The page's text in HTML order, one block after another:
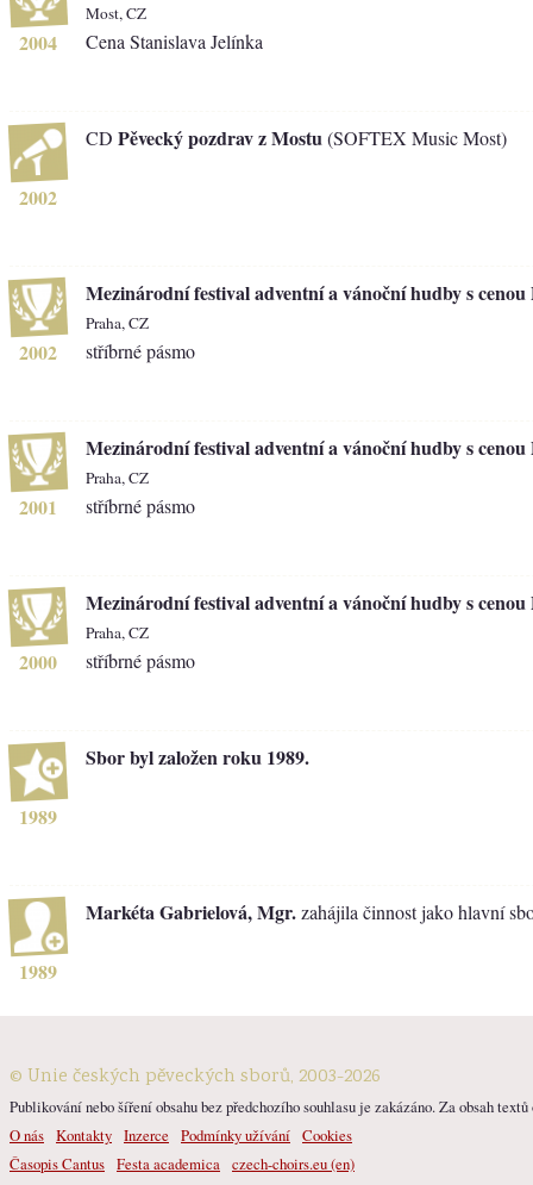
2004
Most, CZ
Cena Stanislava Jelínka
2002
CD Pěvecký pozdrav z Mostu (SOFTEX Music Most)
2002
Mezinárodní festival adventní a vánoční hudby s cenou
Praha, CZ
stříbrné pásmo
2001
Mezinárodní festival adventní a vánoční hudby s cenou
Praha, CZ
stříbrné pásmo
2000
Mezinárodní festival adventní a vánoční hudby s cenou
Praha, CZ
stříbrné pásmo
1989
Sbor byl založen roku 1989.
1989
Markéta Gabrielová, Mgr.zahájila činnost jako hlavní
© Unie českých pěveckých sborů, 2003-2026
Publikování nebo šíření obsahu bez předchozího souhlasu je zakázáno. Za obsah
O nás Kontakty Inzerce Podmínky užívání Cookies
Časopis Cantus Festa academica czech-choirs.eu (en)